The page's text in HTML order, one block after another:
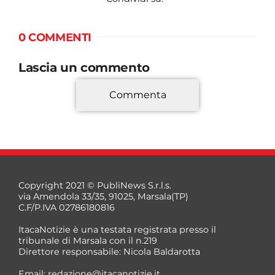
0 COMMENTI
Lascia un commento
*
Commenta
Copyright 2021 © PubliNews S.r.l.s.
via Amendola 33/35, 91025, Marsala(TP)
C.F/P.IVA 02786180816
ItacaNotizie è una testata registrata presso il
tribunale di Marsala con il n.219
Direttore responsabile: Nicola Baldarotta